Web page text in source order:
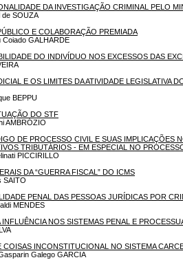
DA INVESTIGAÇÃO CRIMINAL PELO
de SOUZA
E COLABORAÇÃO PREMIADA
Coiado GALHARDE
DO INDIVÍDUO NOS EXCESSOS DAS
E OS LIMITES DA ATIVIDADE LEGISLATIVA
BEPPU
DO STF
AMBRÓZIO
DE PROCESSO CIVIL E SUAS IMPLICAÇÕES
TRIBUTÁRIOS - EM ESPECIAL NO
PICCIRILLO
DA “GUERRA FISCAL” DO ICMS
SAITO
PENAL DAS PESSOAS JURÍDICAS POR
MENDES
INFLUÊNCIA NOS SISTEMAS PENAL E
COISAS INCONSTITUCIONAL NO SISTEMA
Galego GARCIA